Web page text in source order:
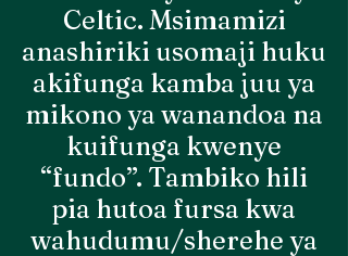
Celtic. Msimamizi
anashiriki usomaji huku
akifunga kamba juu ya
mikono ya wanandoa na
kuifunga kwenye
“fundo”. Tambiko hili
pia hutoa fursa kwa
wahudumu/sherehe ya